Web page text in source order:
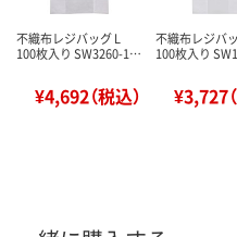
不織布レジバッグ L
100枚入り SW3260-1…
¥4,692（税込）
不織布レジバ
100枚入り
¥3,727